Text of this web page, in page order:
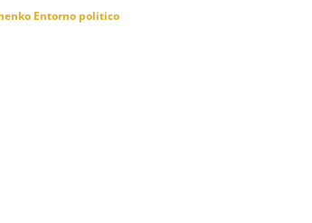
Entorno politico